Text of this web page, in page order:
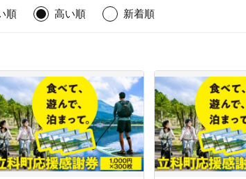
順 高い順 新着順